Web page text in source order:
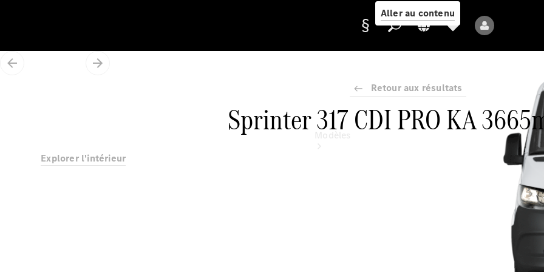
Aller au contenu
Fournisseur /
Protection des
données
Retour aux résultats
Sprinter 317 CDI PRO KA
Explorer l'intérieur